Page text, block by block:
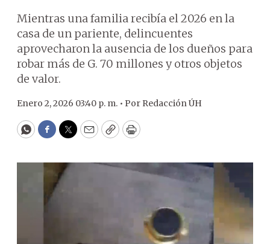
Mientras una familia recibía el 2026 en la
casa de un pariente, delincuentes
aprovecharon la ausencia de los dueños para
robar más de G. 70 millones y otros objetos
de valor.
Enero 2, 2026 03:40 p. m. • Por Redacción ÚH
WhatsApp
Facebook
Twitter
EmailCopyPrint